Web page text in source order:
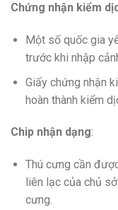
Chứng nhận kiểm
Một số quốc gia
trước khi nhập
Giấy chứng nhận
hoàn thành kiểm
Chip nhận dạng:
Thú cưng cần
liên lạc của chủ
cưng.